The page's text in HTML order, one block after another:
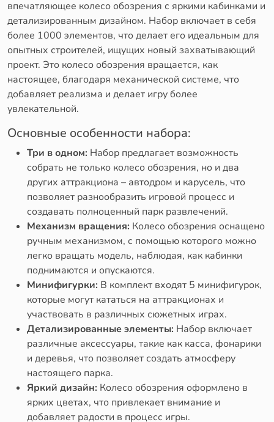
впечатляющее колесо обозрения с яркими кабинками и
детализированным дизайном. Набор включает в себя
более 1000 элементов, что делает его идеальным для
опытных строителей, ищущих новый захватывающий
проект. Это колесо обозрения вращается, как
настоящее, благодаря механической системе, что
добавляет реализма и делает игру более
увлекательной.
Основные особенности набора:
Три в одном: Набор предлагает возможность
собрать не только колесо обозрения, но и два
других аттракциона – автодром и карусель, что
позволяет разнообразить игровой процесс и
создавать полноценный парк развлечений.
Механизм вращения: Колесо обозрения оснащено
ручным механизмом, с помощью которого можно
легко вращать модель, наблюдая, как кабинки
поднимаются и опускаются.
Минифигурки: В комплект входят 5 минифигурок,
которые могут кататься на аттракционах и
участвовать в различных сюжетных играх.
Детализированные элементы: Набор включает
различные аксессуары, такие как касса, фонарики
и деревья, что позволяет создать атмосферу
настоящего парка.
Яркий дизайн: Колесо обозрения оформлено в
ярких цветах, что привлекает внимание и
добавляет радости в процесс игры.